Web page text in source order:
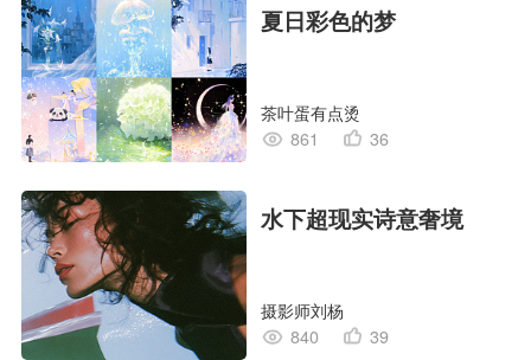
夏日彩色的梦
茶叶蛋有点烫
861
36
水下超现实诗意奢境
摄影师刘杨
840
39